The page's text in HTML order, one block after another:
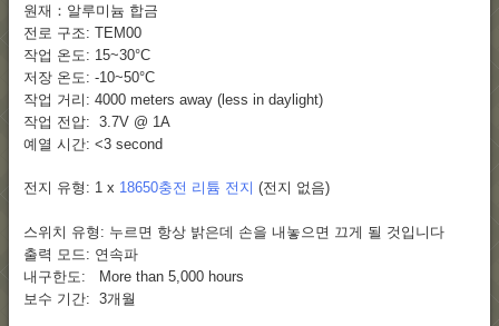
원재：알루미늄 합금
전로 구조: TEM00
작업 온도: 15~30°C
저장 온도: -10~50°C
작업 거리: 4000 meters away (less in daylight)
작업 전압: 3.7V @ 1A
예열 시간: <3 second
전지 유형: 1 x 18650충전 리튬 전지 (전지 없음)
스위치 유형: 누르면 항상 밝은데 손을 내놓으면 끄게 될 것입니다
출력 모드: 연속파
내구한도: More than 5,000 hours
보수 기간: 3개월